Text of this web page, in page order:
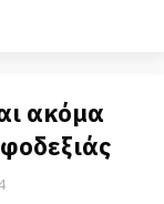
ακόμα